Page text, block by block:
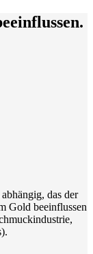
das der
Gold beeinflussen